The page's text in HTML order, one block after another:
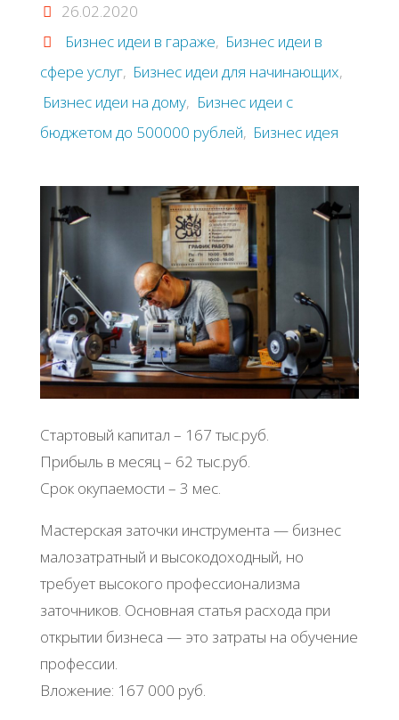
26.02.2020
Бизнес идеи в гараже, Бизнес идеи в
сфере услуг, Бизнес идеи для начинающих,
Бизнес идеи на дому, Бизнес идеи с
бюджетом до 500000 рублей, Бизнес идея
Стартовый капитал – 167 тыс.руб.
Прибыль в месяц – 62 тыс.руб.
Срок окупаемости – 3 мес.
Мастерская заточки инструмента — бизнес
малозатратный и высокодоходный, но
требует высокого профессионализма
заточников. Основная статья расхода при
открытии бизнеса — это затраты на обучение
профессии.
Вложение: 167 000 руб.